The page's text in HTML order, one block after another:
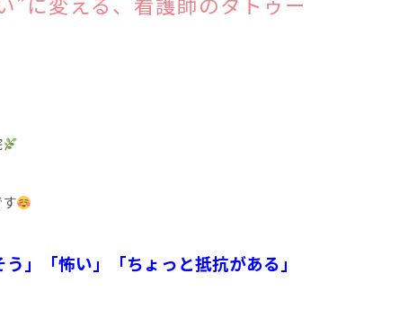
う」「怖い」「ちょっと抵抗がある」